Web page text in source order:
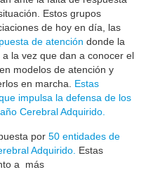
Estos grupos
de hoy en día, las
de atención donde la
la vez que dan a conocer el
modelos de atención y
en marcha. Estas
impulsa la defensa de los
Cerebral Adquirido.
por 50 entidades de
Adquirido. Estas
a más